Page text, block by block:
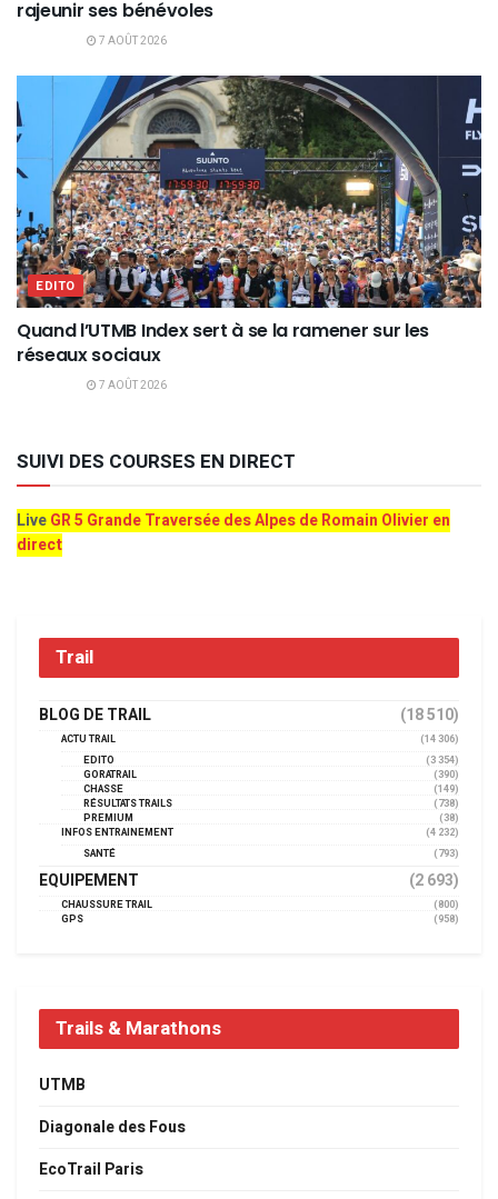
rajeunir ses bénévoles
7 AOÛT 2026
EDITO
Quand l’UTMB Index sert à se la ramener sur les
réseaux sociaux
7 AOÛT 2026
SUIVI DES COURSES EN DIRECT
LiveGR 5 Grande Traversée des Alpes de Romain Olivier en
direct
Trail
BLOG DE TRAIL (18 510)
ACTU TRAIL
(14 306)
EDITO
(3 354)
GORATRAIL
(390)
CHASSE
(149)
RÉSULTATS TRAILS
(738)
PREMIUM
(38)
INFOS ENTRAINEMENT
(4 232)
SANTÉ
(793)
EQUIPEMENT (2 693)
CHAUSSURE TRAIL
(800)
GPS
(958)
Trails & Marathons
UTMB
Diagonale des Fous
EcoTrail Paris